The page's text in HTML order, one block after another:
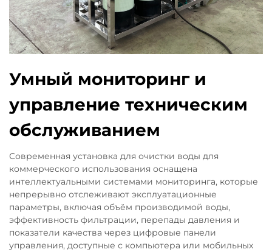
Умный мониторинг и
управление техническим
обслуживанием
Современная установка для очистки воды для
коммерческого использования оснащена
интеллектуальными системами мониторинга, которые
непрерывно отслеживают эксплуатационные
параметры, включая объём производимой воды,
эффективность фильтрации, перепады давления и
показатели качества через цифровые панели
управления, доступные с компьютера или мобильных